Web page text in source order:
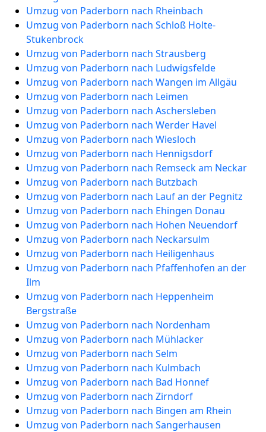
Umzug von Paderborn nach Rheinbach
Umzug von Paderborn nach Schloß Holte-
Stukenbrock
Umzug von Paderborn nach Strausberg
Umzug von Paderborn nach Ludwigsfelde
Umzug von Paderborn nach Wangen im Allgäu
Umzug von Paderborn nach Leimen
Umzug von Paderborn nach Aschersleben
Umzug von Paderborn nach Werder Havel
Umzug von Paderborn nach Wiesloch
Umzug von Paderborn nach Hennigsdorf
Umzug von Paderborn nach Remseck am Neckar
Umzug von Paderborn nach Butzbach
Umzug von Paderborn nach Lauf an der Pegnitz
Umzug von Paderborn nach Ehingen Donau
Umzug von Paderborn nach Hohen Neuendorf
Umzug von Paderborn nach Neckarsulm
Umzug von Paderborn nach Heiligenhaus
Umzug von Paderborn nach Pfaffenhofen an der
Ilm
Umzug von Paderborn nach Heppenheim
Bergstraße
Umzug von Paderborn nach Nordenham
Umzug von Paderborn nach Mühlacker
Umzug von Paderborn nach Selm
Umzug von Paderborn nach Kulmbach
Umzug von Paderborn nach Bad Honnef
Umzug von Paderborn nach Zirndorf
Umzug von Paderborn nach Bingen am Rhein
Umzug von Paderborn nach Sangerhausen